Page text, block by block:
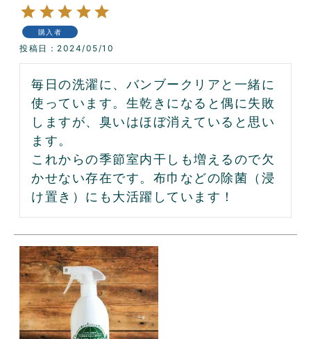
購入者
投稿日 2024/05/10
毎日の洗濯に、バンブークリアと一緒に
使っています。生乾きになると偶に失敗
しますが、臭いはほぼ消えていると思い
ます。
これからの季節室内干しも増えるので欠
かせない存在です。布巾などの除菌（浸
け置き）にも大活躍しています！